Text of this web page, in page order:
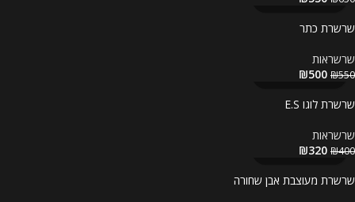
שרשרת כתר
שרשראות
₪550
₪500
שרשרת לוגו E.S
שרשראות
₪400
₪320
שרשרת מעוצבת אבן שחורה